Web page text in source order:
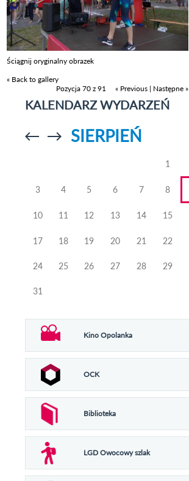
Ściągnij oryginalny obrazek
« Back to gallery
Pozycja 70 z 91
« Previous | Następne »
KALENDARZ WYDARZEŃ
Przejdź doPrzejdź do
SIERPIEŃ
1
3 4 5 6 7 8
10 11 12 13 14 15
17 18 19 20 21 22
24 25 26 27 28 29
31
Kino Opolanka
OCK
Biblioteka
LGD Owocowy szlak